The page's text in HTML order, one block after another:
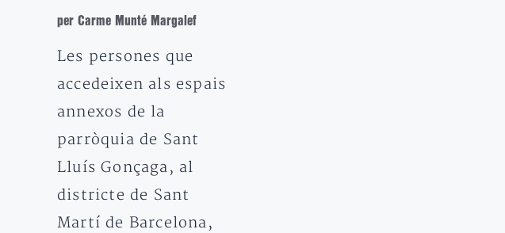
per Carme Munté Margalef
Les persones que
accedeixen als espais
annexos de la
parròquia de Sant
Lluís Gonçaga, al
districte de Sant
Martí de Barcelona,